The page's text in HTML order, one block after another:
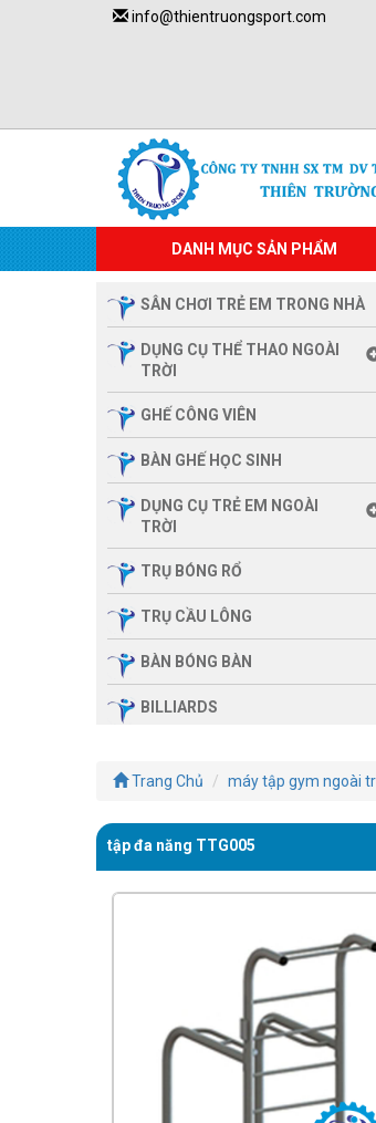
info@thientruongsport.com
DANH MỤC SẢN PHẨM
SÂN CHƠI TRẺ EM TRONG NHÀ
DỤNG CỤ THỂ THAO NGOÀI
TRỜI
GHẾ CÔNG VIÊN
BÀN GHẾ HỌC SINH
DỤNG CỤ TRẺ EM NGOÀI
TRỜI
TRỤ BÓNG RỔ
TRỤ CẦU LÔNG
BÀN BÓNG BÀN
BILLIARDS
ĐÌNH
THIẾT BỊ PHÒNG GYM
IMPULSE FITNESS
THIẾT BỊ PHÒNG GYM THIÊN
TRƯỜNG
Trang Chủ máy tập gym ngoài
tập đa năng TTG005